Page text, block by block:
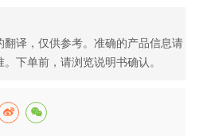
翻译，仅供参考。准确的产品信息请
下单前，请浏览说明书确认。